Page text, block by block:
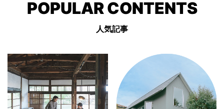
POPULAR CONTENTS
人気記事